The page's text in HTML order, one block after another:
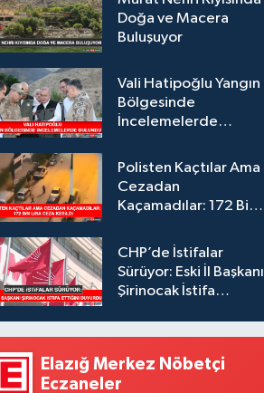
Doğa ve Macera
Buluşuyor
Vali Hatipoğlu Yangın
Bölgesinde
İncelemelerde
Polisten Kaçtılar Ama
Cezadan
Kaçamadılar: 172 Bin
CHP’de İstifalar
Sürüyor: Eski İl Başkanı
Şirinocak İstifa
Elazığ Merkez Nöbetçi
Eczaneler